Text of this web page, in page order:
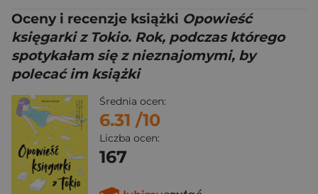
Oceny i recenzje książki Opowieść
księgarki z Tokio. Rok, podczas którego
spotykałam się z nieznajomymi, by
polecać im książki
Średnia ocen:
6.31 /10
Liczba ocen:
167